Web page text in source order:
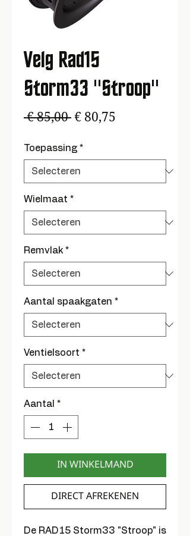
Velg Rad15
Storm33 "Stroop"
€ 85,00 Normale
€ 80,75
Toepassing *
Wielmaat *
Remvlak *
Aantal spaakgaten *
Ventielsoort *
Aantal *
IN WINKELMAND
DIRECT AFREKENEN
De RAD15 Storm33 "Stroop" is